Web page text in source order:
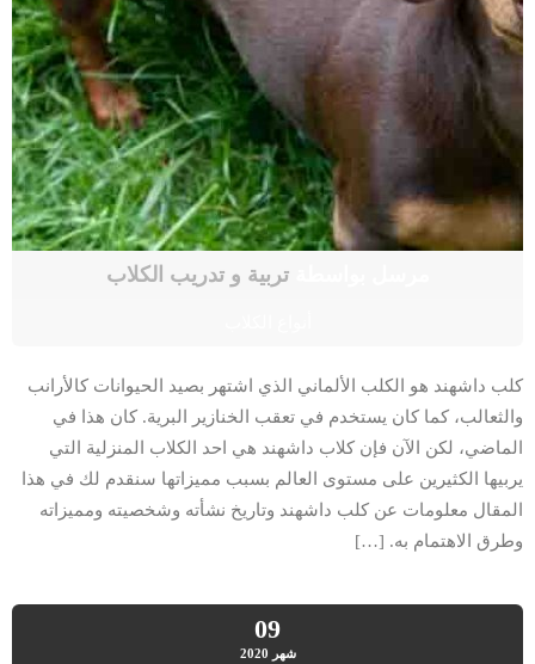
مرسل بواسطةتربية و تدريب الكلاب
كلب داشهند هو الكلب الألماني الذي اشتهر بصيد الحيوانات كالأرانب
والثعالب، كما كان يستخدم في تعقب الخنازير البرية. كان هذا في
الماضي، لكن الآن فإن كلاب داشهند هي احد الكلاب المنزلية التي
يربيها الكثيرين على مستوى العالم بسبب مميزاتها سنقدم لك في هذا
المقال معلومات عن كلب داشهند وتاريخ نشأته وشخصيته ومميزاته
وطرق الاهتمام به. […]
09
شهر 2020